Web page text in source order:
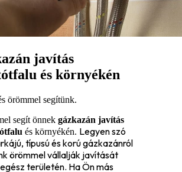
javítás
és környékén
örömmel segítünk.
segít önnek gázkazán javítás
és környékén. Legyen szó
típusú és korú gázkazánról
örömmel vállalják javítását
egész területén. Ha Ön más